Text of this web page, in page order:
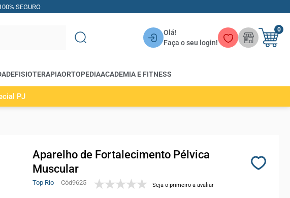
SEGURO
Olá!
Faça o seu login!
0
FISIOTERAPIAORTOPEDIAACADEMIA E FITNESS
PJ
Aparelho de Fortalecimento Pélvica
Muscular
Top Rio 9625 Seja o primeiro a avaliar